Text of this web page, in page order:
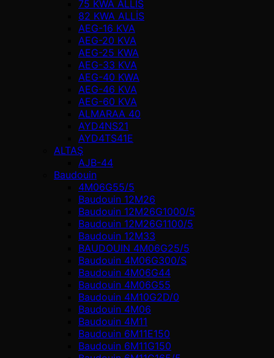
75 KWA ALLİS
82 KWA ALLİS
AEG-16 KVA
AEG-20 KVA
AEG-25 KWA
AEG-33 KVA
AEG-40 KWA
AEG-46 KVA
AEG-60 KVA
ALMARAA 40
AYD4NS21
AYD4TS41E
ALTAŞ
AJB-44
Baudouin
4M06G55/5
Baudouin 12M26
Baudouin 12M26G1000/5
Baudouin 12M26G1100/5
Baudouin 12M33
BAUDOUIN 4M06G25/5
Baudouin 4M06G300/S
Baudouin 4M06G44
Baudouin 4M06G55
Baudouin 4M10G2D/0
Baudouin 4М06
Baudouin 4М11
Baudouin 6M11E150
Baudouin 6M11G150